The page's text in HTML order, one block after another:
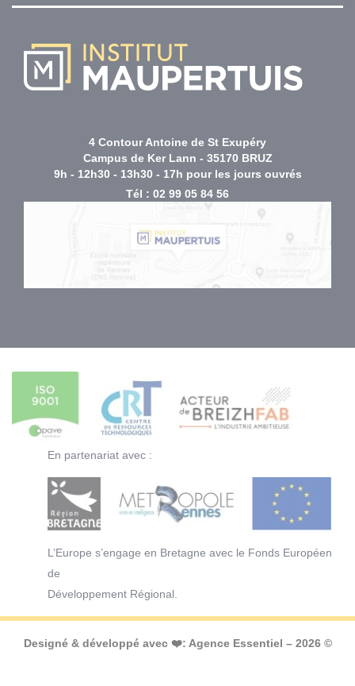
4 Contour Antoine de St Exupéry
Campus de Ker Lann - 35170 BRUZ
9h - 12h30 - 13h30 - 17h pour les jours ouvrés
Tél : 02 99 05 84 56
En partenariat avec :
L’Europe s’engage en Bretagne avec le Fonds Européen
de
Développement Régional.
Designé & développé avec ❤️: Agence Essentiel – 2026 ©